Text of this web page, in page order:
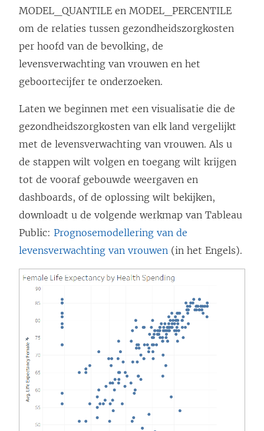
MODEL_QUANTILE en MODEL_PERCENTILE
om de relaties tussen gezondheidszorgkosten
per hoofd van de bevolking, de
levensverwachting van vrouwen en het
geboortecijfer te onderzoeken.
Laten we beginnen met een visualisatie die de
gezondheidszorgkosten van elk land vergelijkt
met de levensverwachting van vrouwen. Als u
de stappen wilt volgen en toegang wilt krijgen
tot de vooraf gebouwde weergaven en
dashboards, of de oplossing wilt bekijken,
downloadt u de volgende werkmap van Tableau
Public: Prognosemodellering van de
levensverwachting van vrouwen (in het Engels).